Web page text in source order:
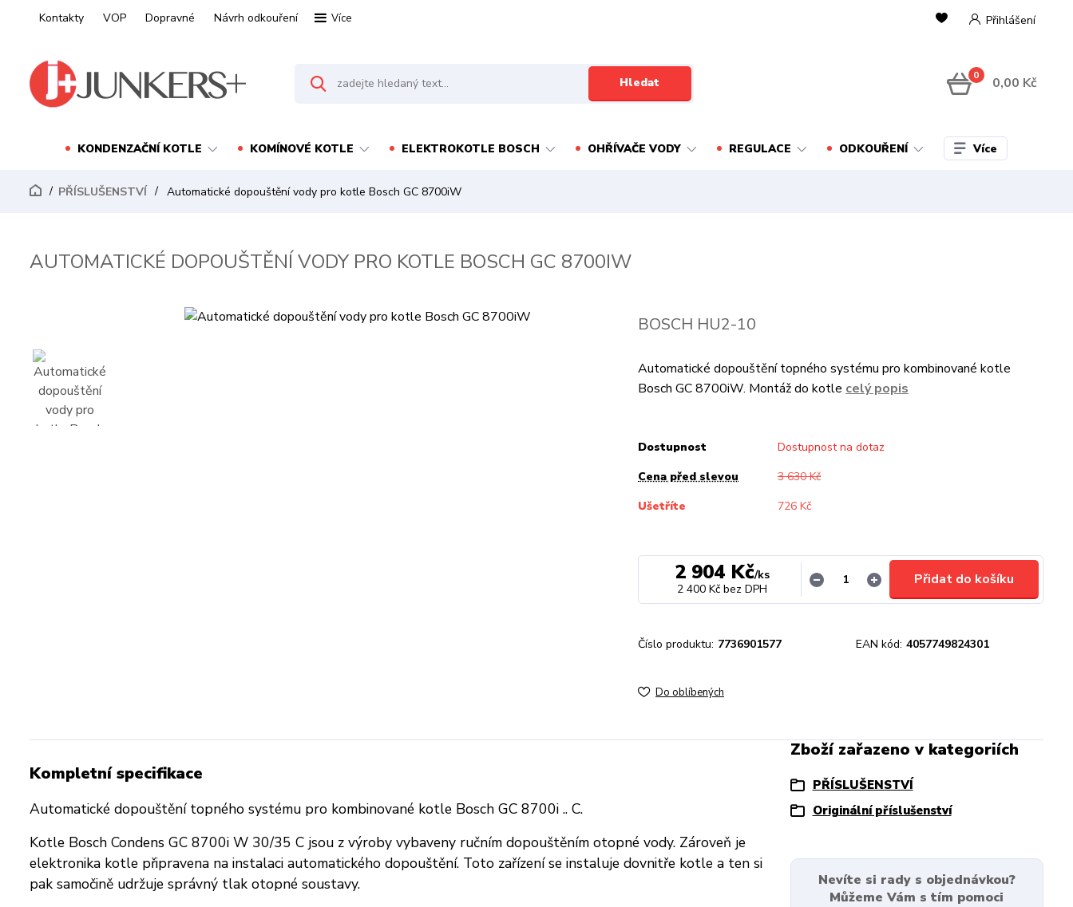
Kontakty VOP Dopravné Návrh odkouření Více Přihlášení
Hledat 0 0,00 Kč
KONDENZAČNÍ KOTLE KOMÍNOVÉ KOTLE ELEKTROKOTLE BOSCH OHŘÍVAČE VODY REGULACE ODKOUŘENÍ Více
PŘÍSLUŠENSTVÍ Automatické dopouštění vody pro kotle Bosch GC 8700iW
AUTOMATICKÉ DOPOUŠTĚNÍ VODY PRO KOTLE BOSCH GC 8700IW
BOSCH HU2-10
Automatické dopouštění topného systému pro kombinované kotle
Bosch GC 8700iW. Montáž do kotle celý popis
Dostupnost
Dostupnost na dotaz
Cena před slevou
3 630 Kč
Ušetříte
726 Kč
2 904 Kč/ks
2 400 Kč bez DPH
Přidat do košíku
Číslo produktu: 7736901577 EAN kód: 4057749824301
Do oblíbených
Kompletní specifikace
Automatické dopouštění topného systému pro kombinované kotle Bosch GC 8700i .. C.
Kotle Bosch Condens GC 8700i W 30/35 C jsou z výroby vybaveny ručním dopouštěním otopné vody. Zároveň je
elektronika kotle připravena na instalaci automatického dopouštění. Toto zařízení se instaluje dovnitře kotle a ten si
pak samočině udržuje správný tlak otopné soustavy.
Zboží zařazeno v kategoriích
PŘÍSLUŠENSTVÍ
Originální příslušenství
Nevíte si rady s objednávkou?
Můžeme Vám s tím pomoci